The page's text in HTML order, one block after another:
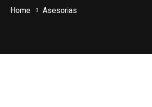
Home Asesorias